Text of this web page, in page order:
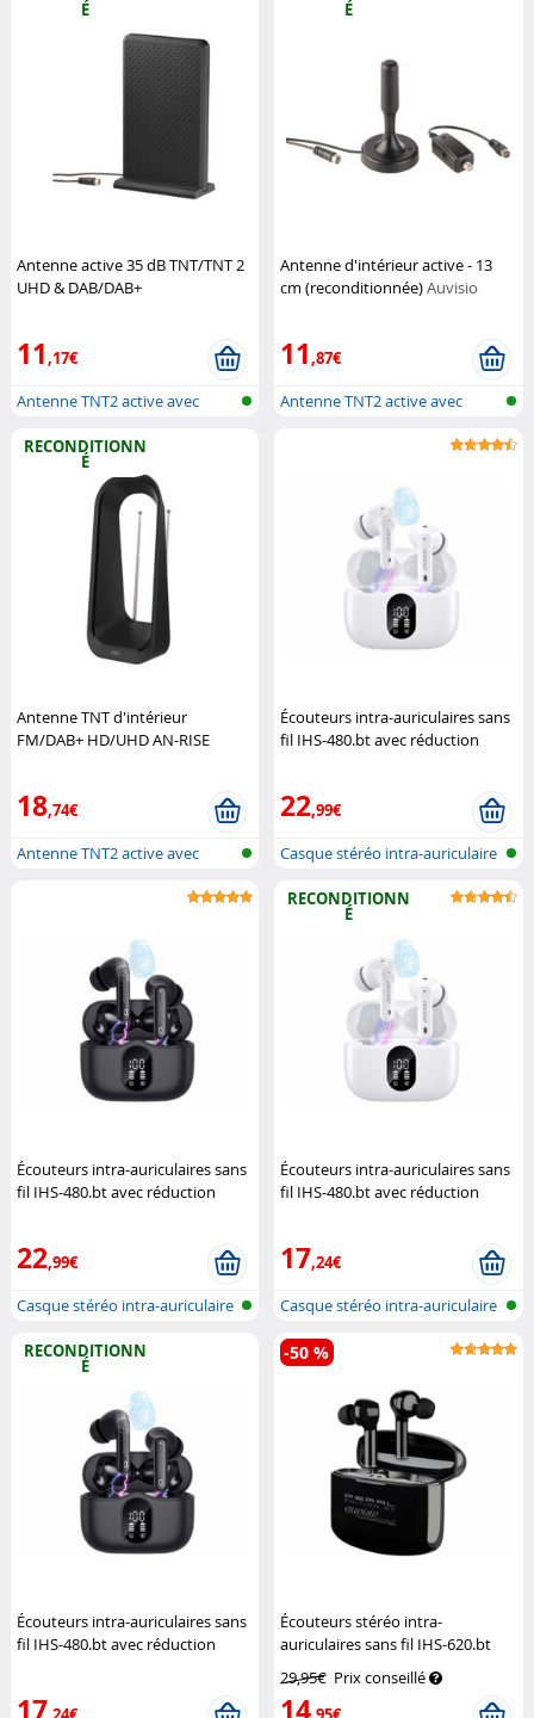
É
Antenne active 35 dB TNT/TNT 2
UHD & DAB/DAB+
11,17€
Antenne TNT2 active avec
É
Antenne d'intérieur active - 13
cm (reconditionnée)Auvisio
11,87€
Antenne TNT2 active avec
RECONDITIONN
É
Antenne TNT d'intérieur
FM/DAB+ HD/UHD AN-RISE
18,74€
Antenne TNT2 active avec
Écouteurs intra-auriculaires sans
fil IHS-480.bt avec réduction
22,99€
Casque stéréo intra-auriculaire
Écouteurs intra-auriculaires sans
fil IHS-480.bt avec réduction
22,99€
Casque stéréo intra-auriculaire
RECONDITIONN
É
Écouteurs intra-auriculaires sans
fil IHS-480.bt avec réduction
17,24€
Casque stéréo intra-auriculaire
san...
RECONDITIONN
É
Écouteurs intra-auriculaires sans
fil IHS-480.bt avec réduction
17
Écouteurs stéréo intra-
auriculaires sans fil IHS-620.bt
29,95€ Prix conseillé
14
-50 %